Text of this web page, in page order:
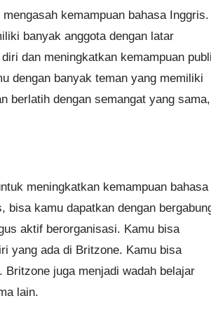
kemampuan bahasa Inggris.
banyak anggota dengan latar
dan meningkatkan kemampuan
dengan banyak teman yang memiliki
berlatih dengan semangat yang sama,
meningkatkan kemampuan bahasa
bisa kamu dapatkan dengan
aktif berorganisasi. Kamu bisa
yang ada di Britzone. Kamu bisa
juga menjadi wadah belajar
lain.